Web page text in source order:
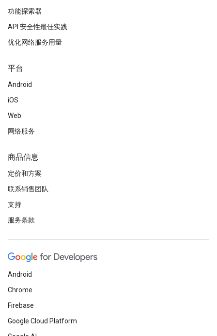
功能探索器
API 安全性最佳实践
优化网络服务用量
平台
Android
iOS
Web
网络服务
商品信息
定价和方案
联系销售团队
支持
服务条款
Android
Chrome
Firebase
Google Cloud Platform